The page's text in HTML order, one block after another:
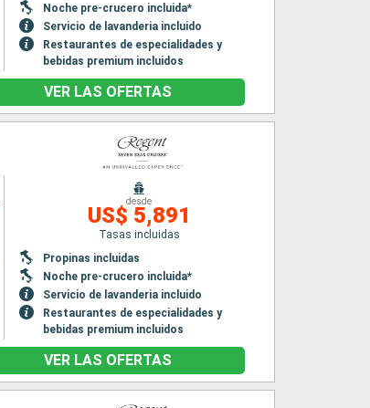
Noche pre-crucero incluida*
Servicio de lavanderia incluido
Restaurantes de especialidades y
bebidas premium incluidos
VER LAS OFERTAS
desde
US$ 5,891
Tasas incluidas
Propinas incluidas
Noche pre-crucero incluida*
Servicio de lavanderia incluido
Restaurantes de especialidades y
bebidas premium incluidos
VER LAS OFERTAS